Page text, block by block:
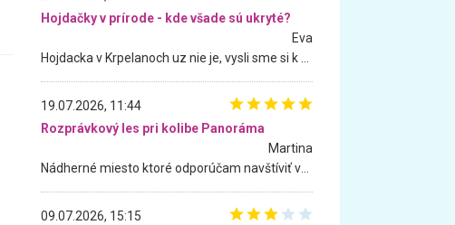
Hojdačky v prírode - kde všade sú ukryté?
Eva
19.07.2026, 11:44
Rozprávkový les pri kolibe Panoráma
Martina
09.07.2026, 15:15